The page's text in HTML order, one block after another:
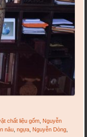
chất liệu gốm Nguyễn
nâu ,ngựa Nguyễn Dòng